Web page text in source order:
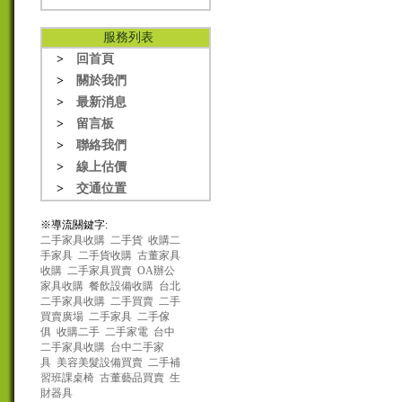
服務列表
>
回首頁
>
關於我們
> 最新消息
> 留言板
> 聯絡我們
> 線上估價
> 交通位置
※導流關鍵字:
二手家具收購 二手貨 收購二
手家具 二手貨收購 古董家具
收購 二手家具買賣 OA辦公
家具收購 餐飲設備收購 台北
二手家具收購 二手買賣 二手
買賣廣場 二手家具 二手傢
俱 收購二手 二手家電 台中
二手家具收購 台中二手家
具 美容美髮設備買賣 二手補
習班課桌椅 古董藝品買賣 生
財器具